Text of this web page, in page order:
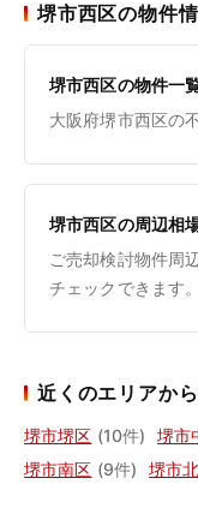
堺市西区の物件
堺市西区の物件一
大阪府堺市西区の
堺市西区の周辺相
ご売却検討物件周
チェックできます。
近くのエリアか
堺市堺区 (10件) 堺市
堺市南区 (9件) 堺市